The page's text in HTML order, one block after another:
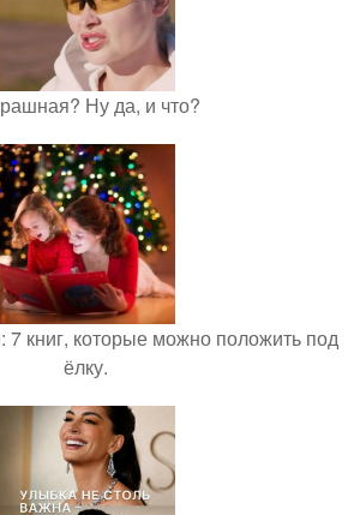
Ну да, и что?
7 книг, которые можно положить под
ёлку.